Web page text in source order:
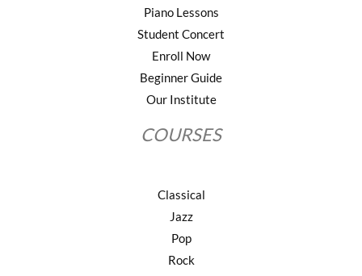
Piano Lessons
Student Concert
Enroll Now
Beginner Guide
Our Institute
COURSES
Classical
Jazz
Pop
Rock